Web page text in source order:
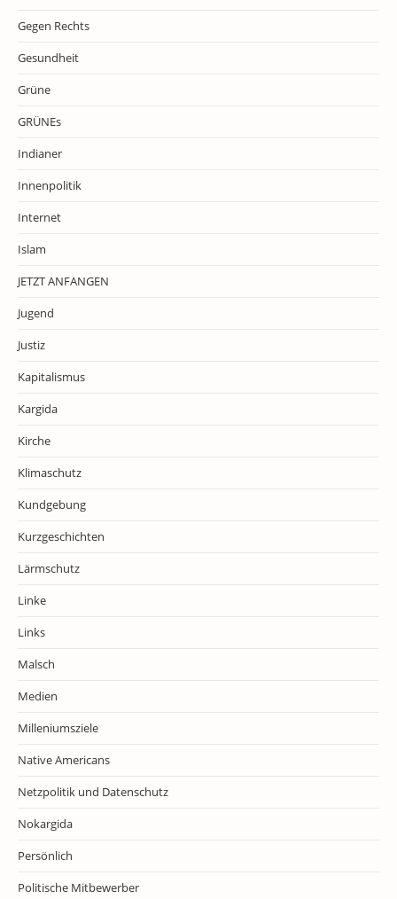
Gegen Rechts
Gesundheit
Grüne
GRÜNEs
Indianer
Innenpolitik
Internet
Islam
JETZT ANFANGEN
Jugend
Justiz
Kapitalismus
Kargida
Kirche
Klimaschutz
Kundgebung
Kurzgeschichten
Lärmschutz
Linke
Links
Malsch
Medien
Milleniumsziele
Native Americans
Netzpolitik und Datenschutz
Nokargida
Persönlich
Politische Mitbewerber